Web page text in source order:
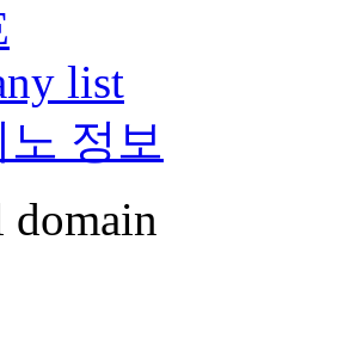
list
정보
domain